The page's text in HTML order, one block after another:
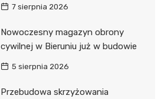
7 sierpnia 2026
Nowoczesny magazyn obrony
cywilnej w Bieruniu już w budowie
5 sierpnia 2026
Przebudowa skrzyżowania